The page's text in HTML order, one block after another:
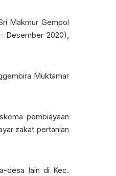
Makmur Gempol
Desember 2020),
Muktamar
pembiayaan
zakat pertanian
desa lain di Kec.